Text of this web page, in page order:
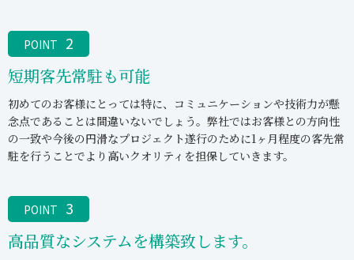
POINT 2
短期客先常駐も可能
初めてのお客様にとっては特に、コミュニケーションや技術力が懸
念点であることは間違いないでしょう。弊社ではお客様との方向性
の一致や今後の円滑なプロジェクト遂行のために1ヶ月程度の客先常
駐を行うことでより高いクオリティを担保していきます。
POINT 3
高品質なシステムを構築致します。